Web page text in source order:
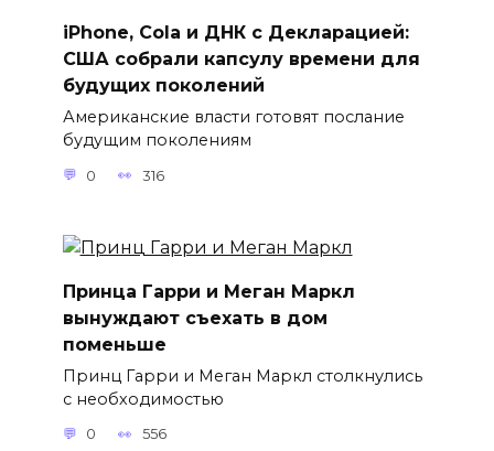
iPhone, Cola и ДНК с Декларацией:
США собрали капсулу времени для
будущих поколений
Американские власти готовят послание
будущим поколениям
0 316
Принца Гарри и Меган Маркл
вынуждают съехать в дом
поменьше
Принц Гарри и Меган Маркл столкнулись
с необходимостью
0 556